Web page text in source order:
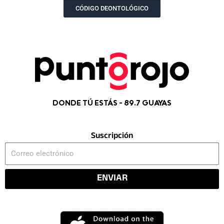
CÓDIGO DEONTOLÓGICO
DONDE TÚ ESTÁS - 89.7 GUAYAS
Suscripción
ENVIAR